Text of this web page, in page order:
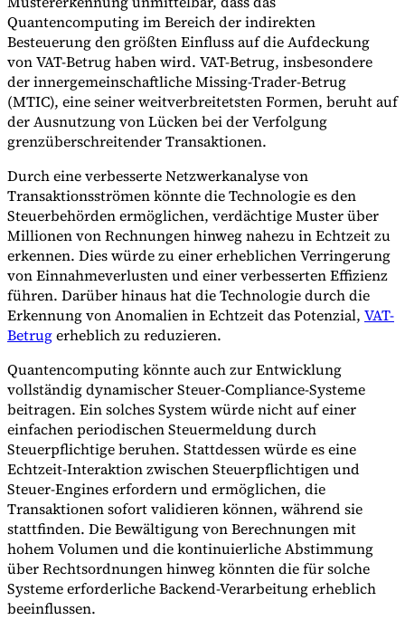
Quantencomputing im Bereich der indirekten
Besteuerung den größten Einfluss auf die Aufdeckung
von VAT-Betrug haben wird. VAT-Betrug, insbesondere
der innergemeinschaftliche Missing-Trader-Betrug
(MTIC), eine seiner weitverbreitetsten Formen, beruht auf
der Ausnutzung von Lücken bei der Verfolgung
grenzüberschreitender Transaktionen.
Durch eine verbesserte Netzwerkanalyse von
Transaktionsströmen könnte die Technologie es den
Steuerbehörden ermöglichen, verdächtige Muster über
Millionen von Rechnungen hinweg nahezu in Echtzeit zu
erkennen. Dies würde zu einer erheblichen Verringerung
von Einnahmeverlusten und einer verbesserten Effizienz
führen. Darüber hinaus hat die Technologie durch die
Erkennung von Anomalien in Echtzeit das Potenzial, VAT-
Betrugerheblich zu reduzieren.
Quantencomputing könnte auch zur Entwicklung
vollständig dynamischer Steuer-Compliance-Systeme
beitragen. Ein solches System würde nicht auf einer
einfachen periodischen Steuermeldung durch
Steuerpflichtige beruhen. Stattdessen würde es eine
Echtzeit-Interaktion zwischen Steuerpflichtigen und
Steuer-Engines erfordern und ermöglichen, die
Transaktionen sofort validieren können, während sie
stattfinden. Die Bewältigung von Berechnungen mit
hohem Volumen und die kontinuierliche Abstimmung
über Rechtsordnungen hinweg könnten die für solche
Systeme erforderliche Backend-Verarbeitung erheblich
beeinflussen.